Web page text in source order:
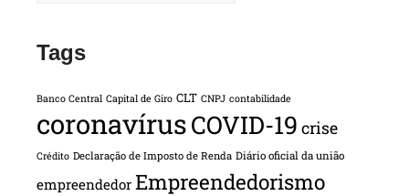
Tags
Banco Central Capital de Giro CLT CNPJ contabilidade
coronavírusCOVID-19 crise
Crédito Declaração de Imposto de Renda Diário oficial da união
empreendedor Empreendedorismo